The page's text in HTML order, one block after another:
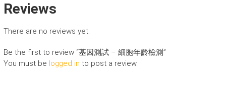
Reviews
There are no reviews yet.
Be the first to review “基因測試 – 細胞年齡檢測”
You must be logged in to post a review.